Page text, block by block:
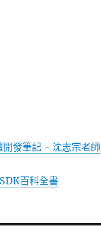
發筆記 - 沈志宗老師
百科全書